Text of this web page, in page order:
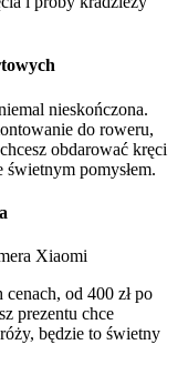
nieskończona.
do roweru,
obdarować kręci
pomysłem.
od 400 zł po
prezentu chce
będzie to świetny